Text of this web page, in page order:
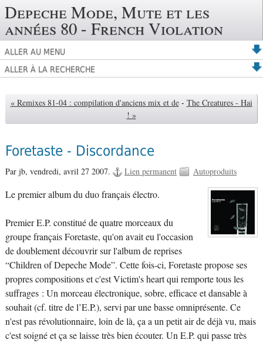
Depeche Mode, Mute et les
années 80 - French Violation
ALLER AU MENU
ALLER À LA RECHERCHE
« Remixes 81-04 : compilation d'anciens mix et de - The Creatures - Hai
! »
Foretaste - Discordance
Par jb, vendredi, avril 27 2007. Lien permanent Autoproduits
Le premier album du duo français électro.
Premier E.P. constitué de quatre morceaux du
groupe français Foretaste, qu'on avait eu l'occasion
de doublement découvrir sur l'album de reprises
“Children of Depeche Mode”. Cette fois-ci, Foretaste propose ses
propres compositions et c'est Victim's heart qui remporte tous les
suffrages : Un morceau électronique, sobre, efficace et dansable à
souhait (cf. titre de l’E.P.), servi par une basse omniprésente. Ce
n'est pas révolutionnaire, loin de là, ça a un petit air de déjà vu, mais
c'est soigné et ça se laisse très bien écouter. Un E.P. qui passe très